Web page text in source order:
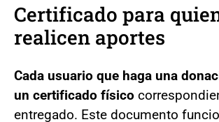
Certificado para
realicen aportes
Cada usuario que haga una
un certificado físico
entregado. Este documento